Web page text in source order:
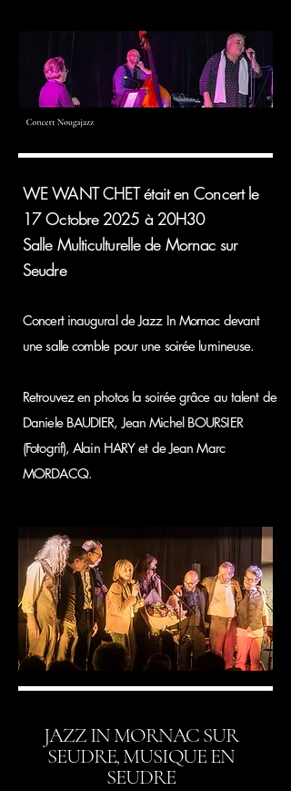
WE WANT CHET était en Concert le
17 Octobre 2025 à 20H30
Salle Multiculturelle de Mornac sur
Seudre
Concert inaugural de Jazz In Mornac devant
une salle comble pour une soirée lumineuse.
Retrouvez en photos la soirée grâce au talent de
Daniele BAUDIER, Jean Michel BOURSIER
(Fotogrif), Alain HARY et de Jean Marc
MORDACQ.
JAZZ IN MORNAC SUR
SEUDRE, MUSIQUE EN
SEUDRE